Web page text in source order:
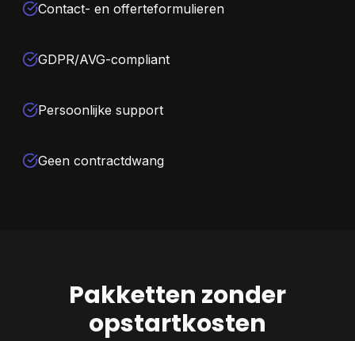
Contact- en offerteformulieren
GDPR/AVG-compliant
Persoonlijke support
Geen contractdwang
Pakketten zonder
opstartkosten